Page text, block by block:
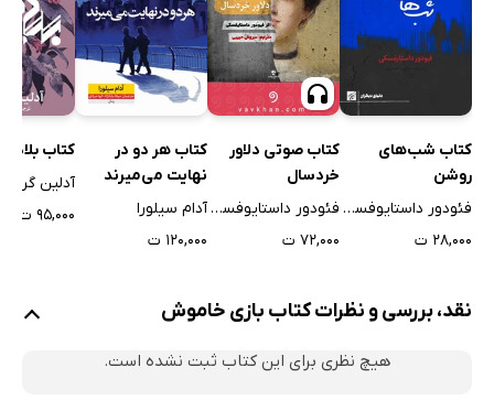
نهم: ارباب غم
دهم: وحدت عاشق با معشوق
یازدهم: راز نیمه شب
دوازدهم: طغیان صبر
سیزدهم: باران غیب‌
چهاردهم: تکیه بر خالق
پانزدهم: سه تیغ در نیستان دل
کتاب شب‌های
روشن
فئودور داستایوفسکی
۲۸,۰۰۰ ت
کتاب صوتی دلاور
خردسال
فئودور داستایوفسکی
۷۲,۰۰۰ ت
کتاب هر دو در
نهایت می‌میرند
آدام سیلورا
۱۲۰,۰۰۰ ت
کتاب
آدلین
۹۵,۰۰۰ ت
نقد، بررسی و نظرات کتاب بازی خاموش
هیچ نظری برای این کتاب ثبت نشده است.